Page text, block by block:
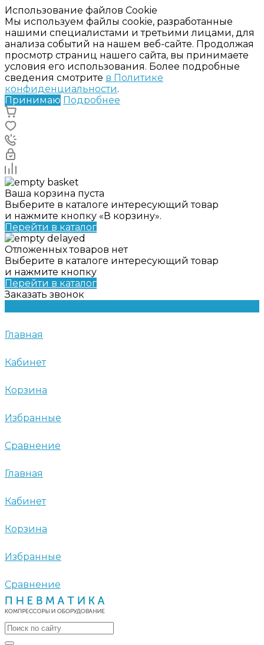
Использование файлов Cookie
Мы используем файлы cookie, разработанные
нашими специалистами и третьими лицами, для
анализа событий на нашем веб-сайте. Продолжая
просмотр страниц нашего сайта, вы принимаете
условия его использования. Более подробные
сведения смотрите в Политике
конфиденциальности.
Принимаю Подробнее
Ваша корзина пуста
Выберите в каталоге интересующий товар
и нажмите кнопку «В корзину».
Перейти в каталог
Отложенных товаров нет
Выберите в каталоге интересующий товар
и нажмите кнопку
Перейти в каталог
Заказать звонок
Главная
Кабинет
Корзина
Избранные
Сравнение
Главная
Кабинет
Корзина
Избранные
Сравнение